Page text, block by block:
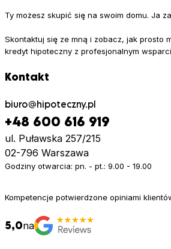
Ty możesz skupić się na swoim domu. Ja
Skontaktuj się ze mną i zobacz, jak prosto
kredyt hipoteczny z profesjonalnym
Kontakt
biuro hipoteczny.pl
+48 600 616 919
ul. Puławska 257/215
02-796 Warszawa
Godziny otwarcia: pn. - pt.: 9.00 - 19.00
Kompetencje potwierdzone opiniami
5,0na